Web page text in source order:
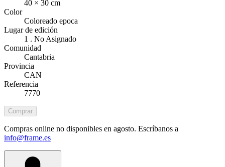
40 × 30 cm
Color
Coloreado epoca
Lugar de edición
1 . No Asignado
Comunidad
Cantabria
Provincia
CAN
Referencia
7770
Comprar
Compras online no disponibles en agosto. Escríbanos a
info@frame.es